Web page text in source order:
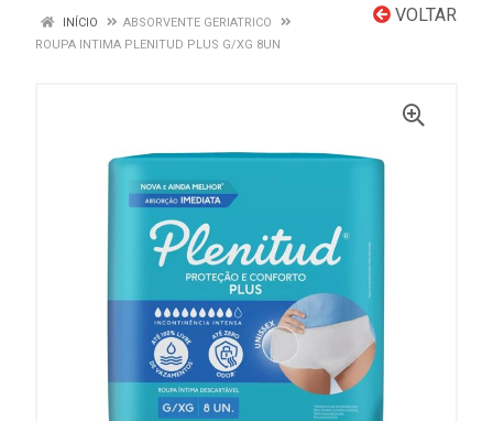
VOLTAR
INÍCIO
ABSORVENTE GERIATRICO
ROUPA INTIMA PLENITUD PLUS G/XG 8UN